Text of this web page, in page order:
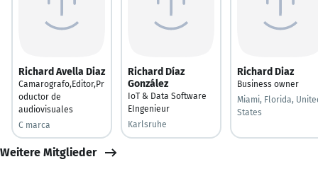
Richard Avella Diaz
Camarografo,Editor,Pr
oductor de
audiovisuales
C marca
Richard Díaz
González
IoT & Data Software
EIngenieur
Karlsruhe
Richard Diaz
Business owner
Miami, Florida,
States
Weitere Mitglieder